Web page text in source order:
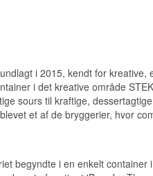
til ølsmagning eller som gave, og
interaktiv og unik oplevelse for stout-
med Bravoure & Folkingebrew)
i 2015, kendt for
i det kreative område
sours til kraftige,
et af de bryggerier, hvor
begyndte i en enkelt